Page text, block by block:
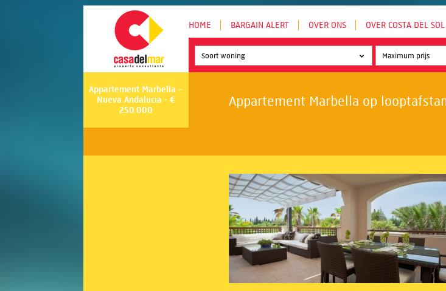
HOME BARGAIN ALERT OVER ONS OVER COSTA DEL SOL
Soort woning
Appartement Marbella –
Nueva Andalucia - €
250.000
Appartement Marbella op